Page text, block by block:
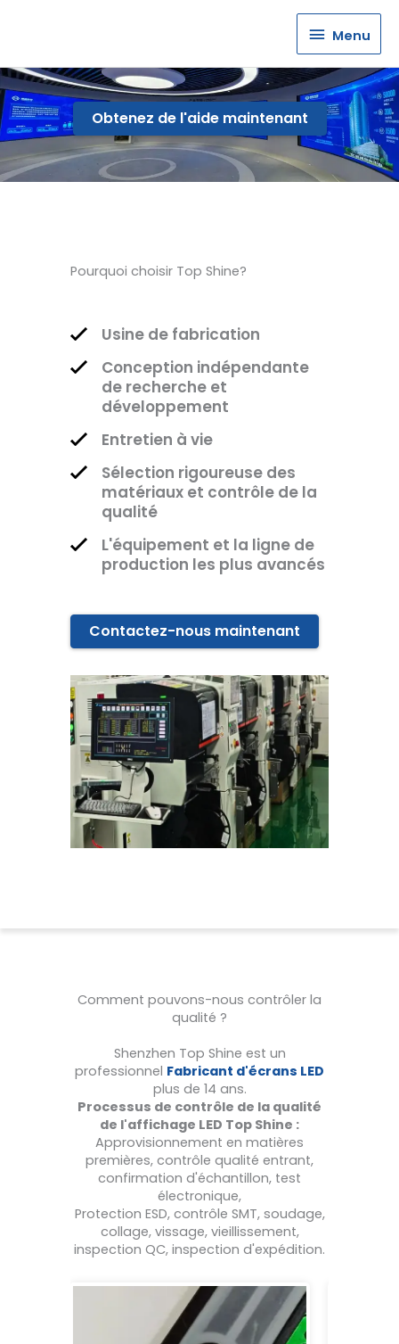
Menu
Menu
Obtenez de l'aide maintenant
Pourquoi choisir Top Shine?
Usine de fabrication
Conception indépendante
de recherche et
développement
Entretien à vie
Sélection rigoureuse des
matériaux et contrôle de la
qualité
L'équipement et la ligne de
production les plus avancés
Contactez-nous maintenant
Comment pouvons-nous contrôler la
qualité ?
Shenzhen Top Shine est un
professionnel Fabricant d'écrans LED
plus de 14 ans.
Processus de contrôle de la qualité
de l'affichage LED Top Shine :
Approvisionnement en matières
premières, contrôle qualité entrant,
confirmation d'échantillon, test
électronique,
Protection ESD, contrôle SMT, soudage,
collage, vissage, vieillissement,
inspection QC, inspection d'expédition.